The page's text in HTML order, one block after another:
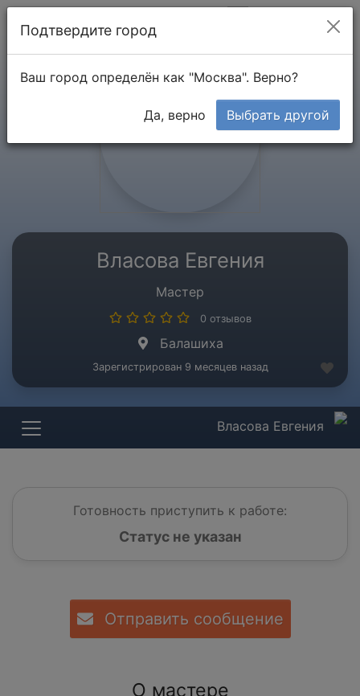
Власова Евгения
Мастер
0 отзывов
Балашиха
Зарегистрирован 9 месяцев назад
Власова Евгения
Готовность приступить к работе:
Статус не указан
Отправить сообщение
О мастере
Подтвердите город
Ваш город определён как "Москва". Верно?
Да, верно Выбрать другой